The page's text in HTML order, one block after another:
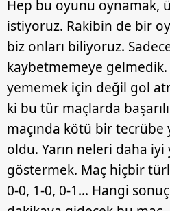
Hep bu oyunu oynamak,
istiyoruz. Rakibin de bir
biz onları biliyoruz.
kaybetmemeye
yememek için değil gol
ki bu tür maçlarda
maçında kötü bir tecrübe
oldu. Yarın neleri daha
göstermek. Maç hiçbir
0-0, 1-0, 0-1... Hangi